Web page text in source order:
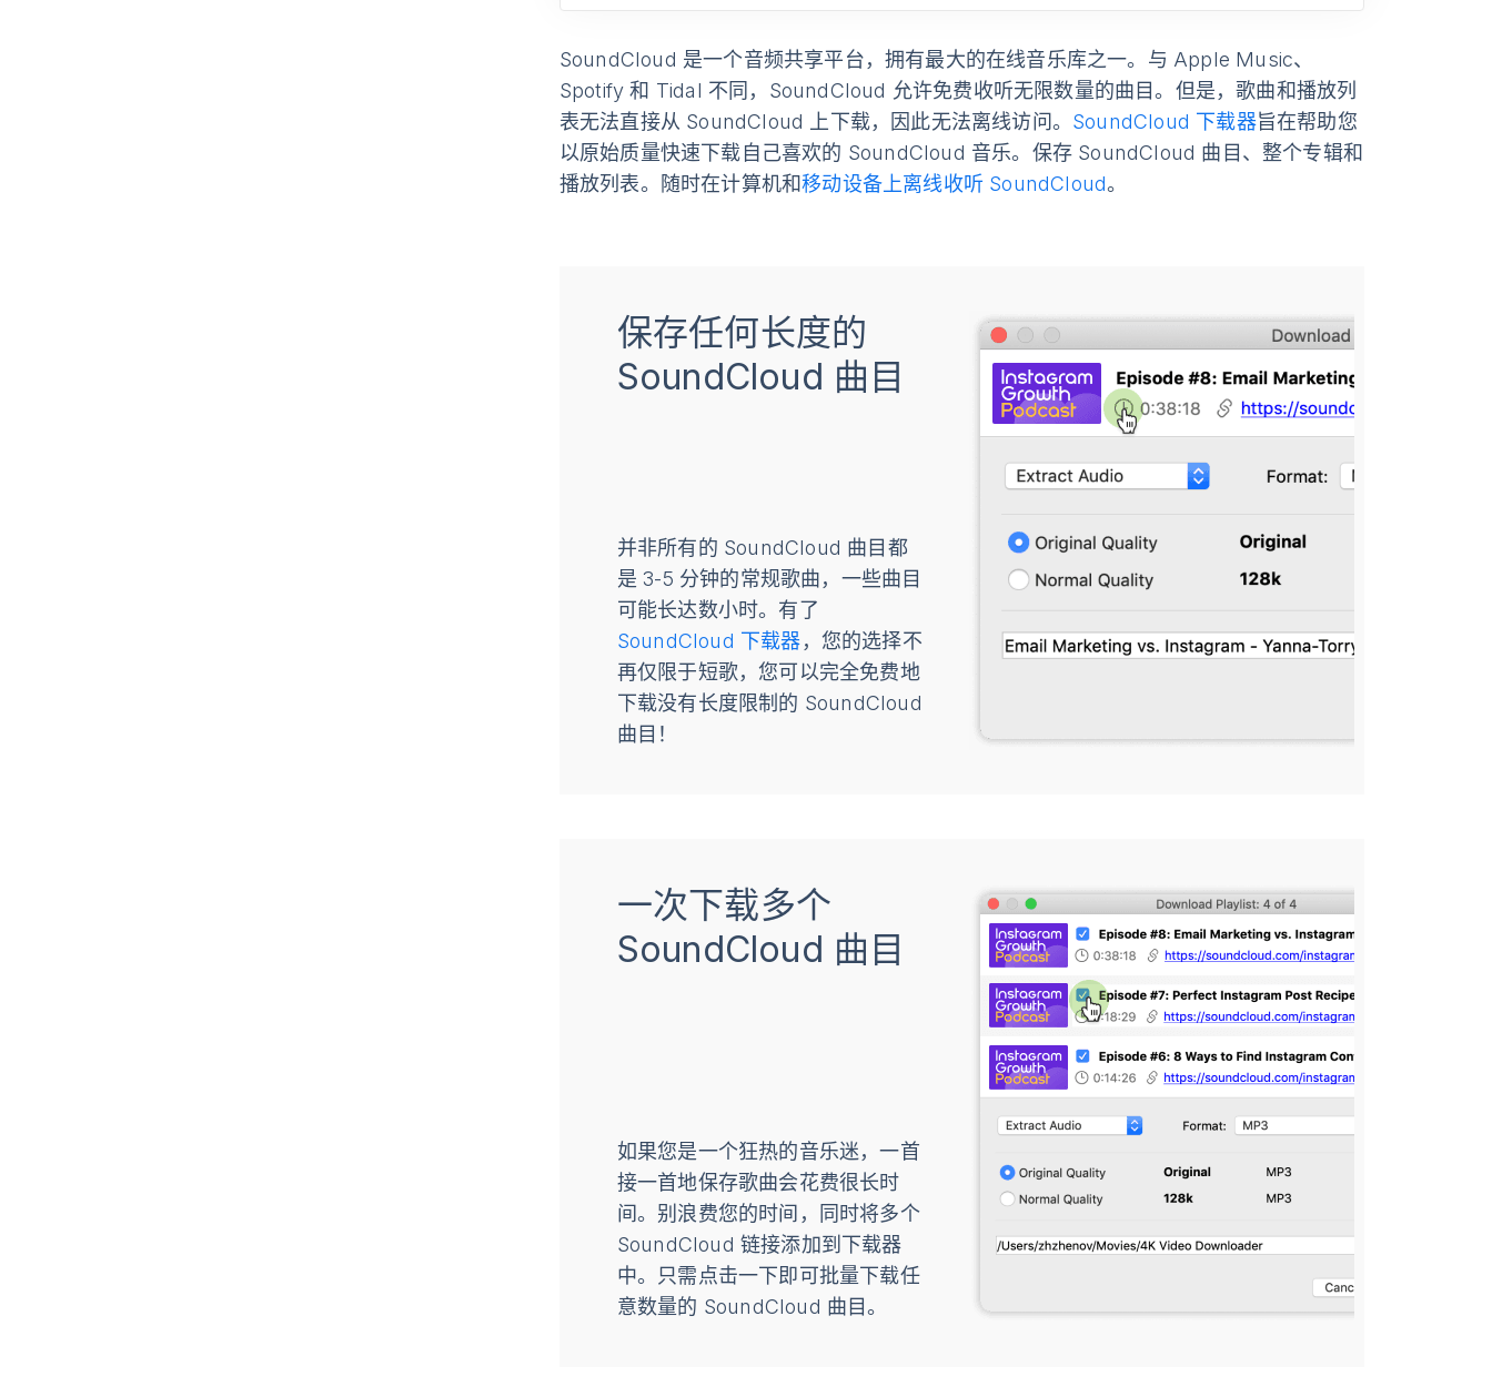
SoundCloud 是一个音频共享平台，拥有最大的在线音乐库之一。与 Apple Music、
Spotify 和 Tidal 不同，SoundCloud 允许免费收听无限数量的曲目。但是，歌曲和播放列
表无法直接从 SoundCloud 上下载，因此无法离线访问。 SoundCloud 下载器旨在帮助您
以原始质量快速下载自己喜欢的 SoundCloud 音乐。保存 SoundCloud 曲目、整个专辑和
播放列表。随时在计算机和移动设备上离线收听 SoundCloud。
保存任何长度的
SoundCloud 曲目
并非所有的 SoundCloud 曲目都
是 3-5 分钟的常规歌曲，一些曲目
可能长达数小时。有了
SoundCloud 下载器，您的选择不
再仅限于短歌，您可以完全免费地
下载没有长度限制的 SoundCloud
曲目！
一次下载多个
SoundCloud 曲目
如果您是一个狂热的音乐迷，一首
接一首地保存歌曲会花费很长时
间。别浪费您的时间，同时将多个
SoundCloud 链接添加到下载器
中。只需点击一下即可批量下载任
意数量的 SoundCloud 曲目。